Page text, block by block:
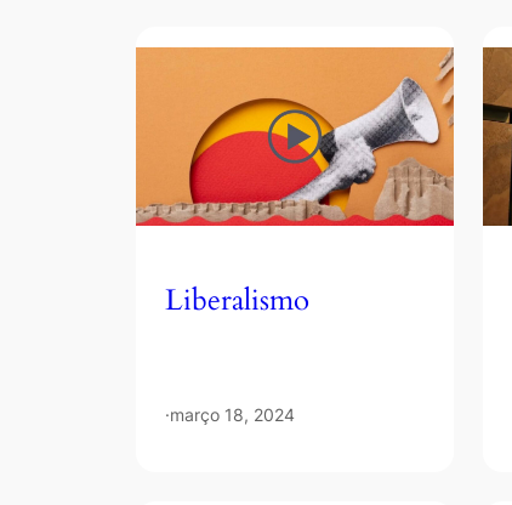
Liberalismo
·março 18, 2024